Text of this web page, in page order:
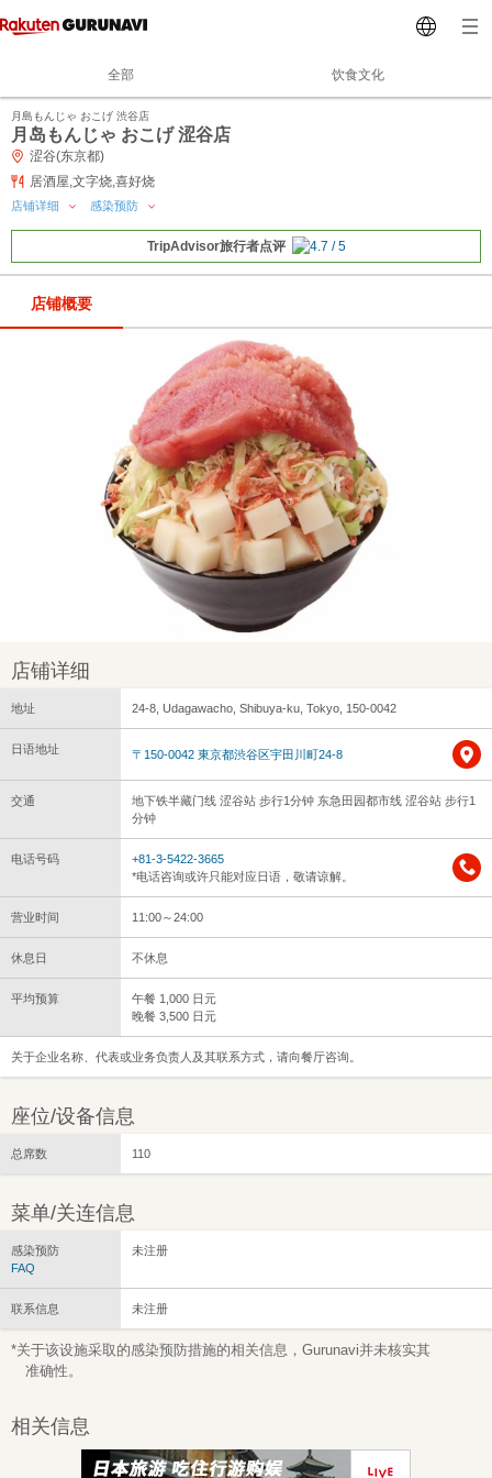
全部 饮食文化
月島もんじゃ おこげ 渋谷店
月岛もんじゃ おこげ 涩谷店
涩谷(东京都)
居酒屋,文字烧,喜好烧
店铺详细 感染预防
TripAdvisor旅行者点评
店铺概要
店铺详细
地址 24-8, Udagawacho, Shibuya-ku, Tokyo, 150-0042
日语地址 〒150-0042 東京都渋谷区宇田川町24-8
交通
地下铁半藏门线 涩谷站 步行1分钟 东急田园都市线 涩谷站 步行1
分钟
电话号码
+81-3-5422-3665
*电话咨询或许只能对应日语，敬请谅解。
营业时间 11:00～24:00
休息日 不休息
平均预算
午餐 1,000 日元
晚餐 3,500 日元
关于企业名称、代表或业务负责人及其联系方式，请向餐厅咨询。
座位/设备信息
总席数 110
菜单/关连信息
感染预防
FAQ
未注册
联系信息 未注册
*关于该设施采取的感染预防措施的相关信息，Gurunavi并未核实其
准确性。
相关信息